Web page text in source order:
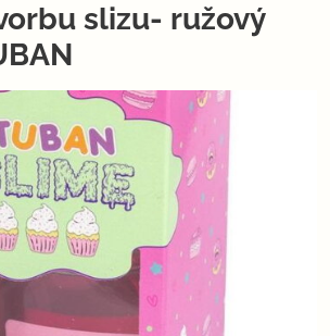
slizu- ružový